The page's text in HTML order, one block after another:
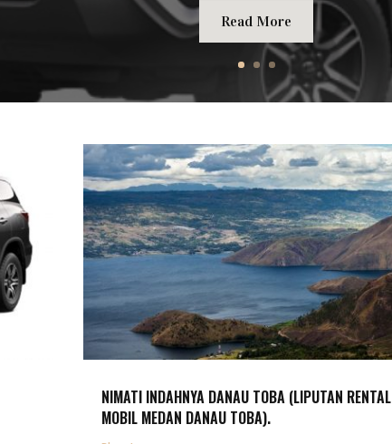
Read More
NIMATI INDAHNYA DANAU TOBA (LIPUTAN RENTAL
MOBIL MEDAN DANAU TOBA).